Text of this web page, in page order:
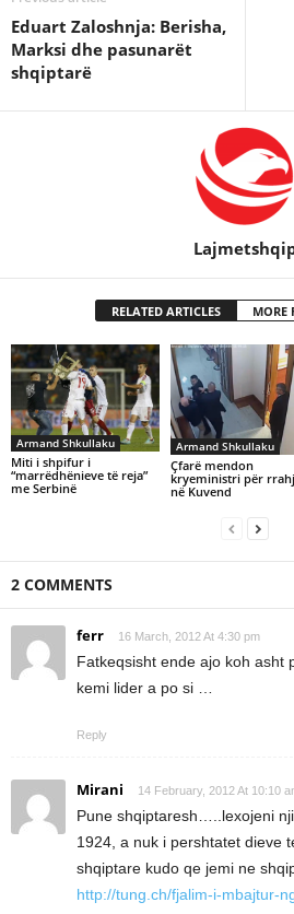
Eduart Zaloshnja: Berisha,
Marksi dhe pasunarët
shqiptarë
RELATED ARTICLES MORE
Armand Shkullaku
Miti i shpifur i
“marrëdhënieve të reja”
me Serbinë
Armand Shkullaku
Çfarë mendon
kryeministri për
në Kuvend
2 COMMENTS
ferr 16 March, 2012 At 4:30 pm
Fatkeqsisht ende ajo koh asht
kemi lider a po si …
Reply
Mirani 14 February, 2012 At 10:10
Pune shqiptaresh…..lexojeni
1924, a nuk i pershtatet dieve
shqiptare kudo qe jemi ne
http://tung.ch/fjalim-i-mbajtur-